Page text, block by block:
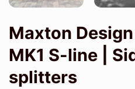
Maxton
MK1 S-line |
splitters